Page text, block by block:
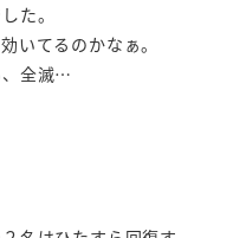
た。
いてるのかなぁ。
、全滅…